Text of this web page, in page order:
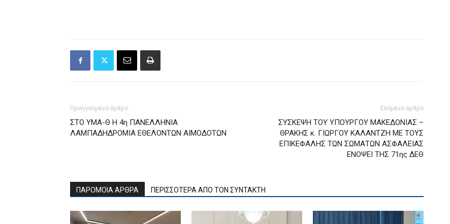
Προηγούμενο άρθρο
ΣΤΟ ΥΜΑ-Θ Η 4η ΠΑΝΕΛΛΗΝΙΑ
ΛΑΜΠΑΔΗΔΡΟΜΙΑ ΕΘΕΛΟΝΤΩΝ ΑΙΜΟΔΟΤΩΝ
Επόμενο άρθρο
ΣΥΣΚΕΨΗ ΤΟΥ ΥΠΟΥΡΓΟΥ ΜΑΚΕΔΟΝΙΑΣ –
ΘΡΑΚΗΣ κ. ΓΙΩΡΓΟΥ ΚΑΛΑΝΤΖΗ ΜΕ ΤΟΥΣ
ΕΠΙΚΕΦΑΛΗΣ ΤΩΝ ΣΩΜΑΤΩΝ ΑΣΦΑΛΕΙΑΣ
ΕΝΟΨΕΙ ΤΗΣ 71ης ΔΕΘ
ΠΑΡΟΜΟΙΑ ΑΡΘΡΑ ΠΕΡΙΣΣΟΤΕΡΑ ΑΠΟ ΤΟΝ ΣΥΝΤΑΚΤΗ